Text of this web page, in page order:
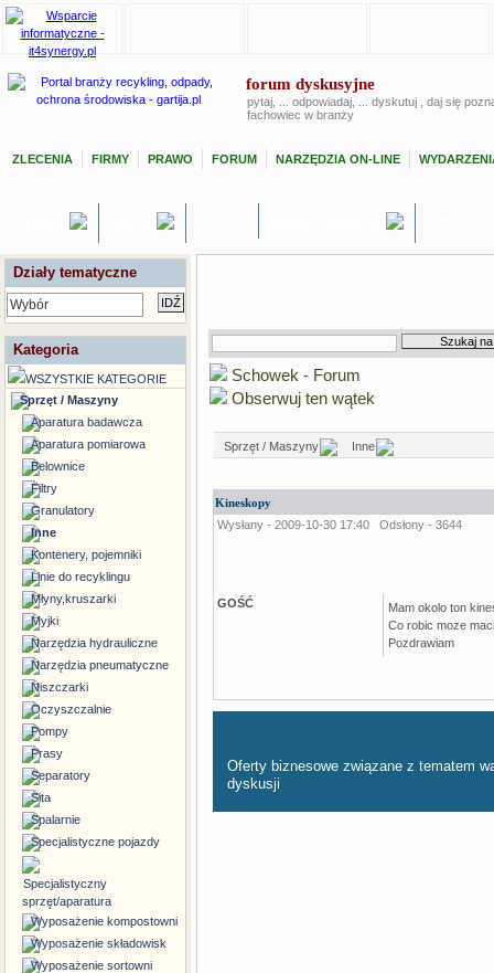
forum dyskusyjne
pytaj, ... odpowiadaj, ... dyskutuj , daj się
fachowiec w branży
ZLECENIA FIRMY PRAWO FORUM NARZĘDZIA ON-LINE
Działy tematyczne
Wybór
Kategoria
WSZYSTKIE KATEGORIE
Sprzęt / Maszyny
Aparatura badawcza
Aparatura pomiarowa
Belownice
Filtry
Granulatory
Inne
Kontenery, pojemniki
Linie do recyklingu
Młyny,kruszarki
Myjki
Narzędzia hydrauliczne
Narzędzia pneumatyczne
Niszczarki
Oczyszczalnie
Pompy
Prasy
Separatory
Sita
Spalarnie
Specjalistyczne pojazdy
Specjalistyczny
sprzęt/aparatura
Wyposażenie kompostowni
Wyposażenie składowisk
Wyposażenie sortowni
Schowek - Forum
Obserwuj ten wątek
Sprzęt / Maszyny Inne
Kineskopy
Wysłany - 2009-10-30 17:40
Odsłony - 3644
GOŚĆ
Mam okolo ton
Co robic moze
Pozdrawiam
Oferty biznesowe związane z tematem
dyskusji